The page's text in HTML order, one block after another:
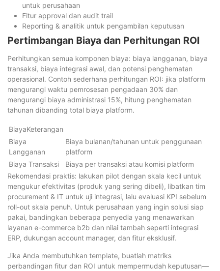
untuk perusahaan
Fitur approval dan audit trail
Reporting & analitik untuk pengambilan keputusan
Pertimbangan Biaya dan Perhitungan ROI
Perhitungkan semua komponen biaya: biaya langganan, biaya
transaksi, biaya integrasi awal, dan potensi penghematan
operasional. Contoh sederhana perhitungan ROI: jika platform
mengurangi waktu pemrosesan pengadaan 30% dan
mengurangi biaya administrasi 15%, hitung penghematan
tahunan dibanding total biaya platform.
BiayaKeterangan
Biaya
Langganan
Biaya bulanan/tahunan untuk penggunaan
platform
Biaya Transaksi
Biaya per transaksi atau komisi platform
Rekomendasi praktis: lakukan pilot dengan skala kecil untuk
mengukur efektivitas (produk yang sering dibeli), libatkan tim
procurement & IT untuk uji integrasi, lalu evaluasi KPI sebelum
roll-out skala penuh. Untuk perusahaan yang ingin solusi siap
pakai, bandingkan beberapa penyedia yang menawarkan
layanan e-commerce b2b dan nilai tambah seperti integrasi
ERP, dukungan account manager, dan fitur eksklusif.
Jika Anda membutuhkan template, buatlah matriks
perbandingan fitur dan ROI untuk mempermudah keputusan—